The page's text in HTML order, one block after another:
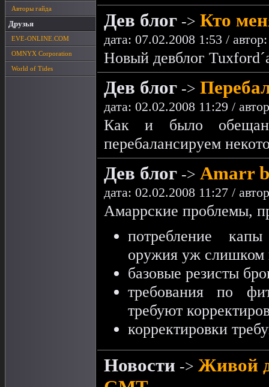
Авторы гайда
Друзья
EVE-ONLINE.COM
OMNYX Corporation
World of Tides
Дев блог-> Кто
дата: 07.02.2008 1:53 /
Новый девблог
Дев блог->
дата: 02.02.2008 11:29 /
Как и было
перебалансируем
Дев блог-> Amarr
дата: 02.02.2008 11:27 /
Амаррские проблемы,
потребление
оружия уж слишком
базовые резисты
требования по
требуют
корректировки
Новости -> Живой